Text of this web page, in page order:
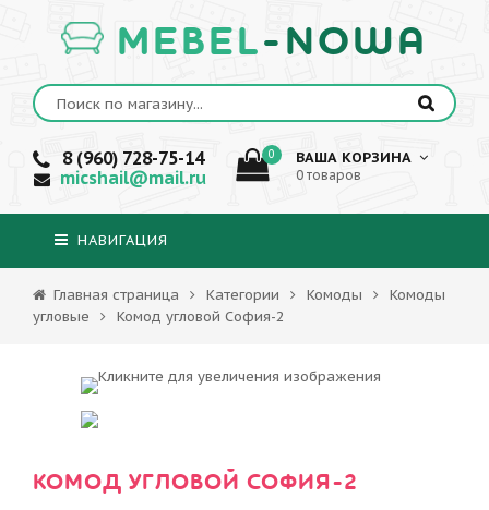
MEBEL-NOWA
8 (960) 728-75-14
micshail@mail.ru
0 ВАША КОРЗИНА
0 товаров
НАВИГАЦИЯ
Главная страница Категории Комоды
Комоды
угловые
Комод угловой София-2
КОМОД УГЛОВОЙ СОФИЯ-2